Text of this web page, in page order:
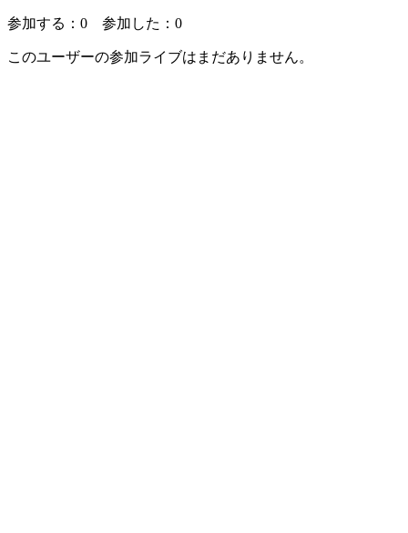
参加する： 0 参加した： 0
このユーザーの参加ライブはまだありません。